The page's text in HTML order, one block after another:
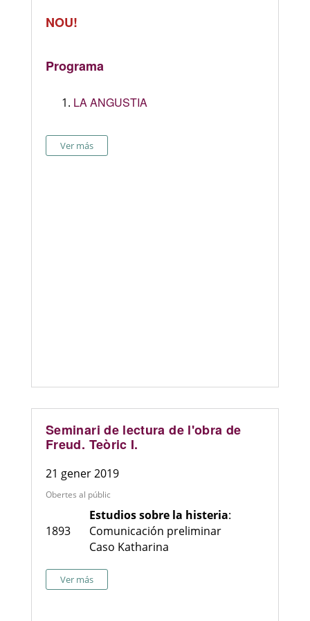
NOU!
Programa
LA ANGUSTIA
Ver más
Seminari de lectura de l'obra de
Freud. Teòric I.
21 gener 2019
Obertes al públic
1893
Estudios sobre la histeria:
Comunicación preliminar
Caso Katharina
Ver más